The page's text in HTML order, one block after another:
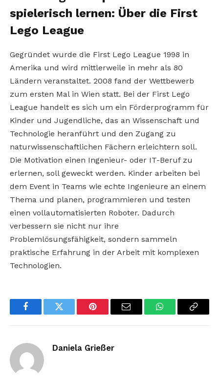
spielerisch lernen: Über die First
Lego League
Gegründet wurde die First Lego League 1998 in
Amerika und wird mittlerweile in mehr als 80
Ländern veranstaltet. 2008 fand der Wettbewerb
zum ersten Mal in Wien statt. Bei der First Lego
League handelt es sich um ein Förderprogramm für
Kinder und Jugendliche, das an Wissenschaft und
Technologie heranführt und den Zugang zu
naturwissenschaftlichen Fächern erleichtern soll.
Die Motivation einen Ingenieur- oder IT-Beruf zu
erlernen, soll geweckt werden. Kinder arbeiten bei
dem Event in Teams wie echte Ingenieure an einem
Thema und planen, programmieren und testen
einen vollautomatisierten Roboter. Dadurch
verbessern sie nicht nur ihre
Problemlösungsfähigkeit, sondern sammeln
praktische Erfahrung in der Arbeit mit komplexen
Technologien.
FacebookTwitter Pinterest Email WhatsAppCopy
Daniela Grießer